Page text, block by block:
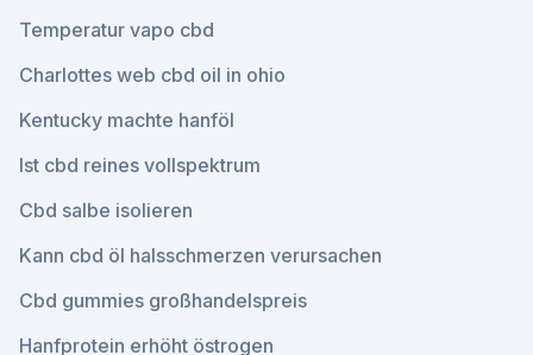
Temperatur vapo cbd
Charlottes web cbd oil in ohio
Kentucky machte hanföl
Ist cbd reines vollspektrum
Cbd salbe isolieren
Kann cbd öl halsschmerzen verursachen
Cbd gummies großhandelspreis
Hanfprotein erhöht östrogen